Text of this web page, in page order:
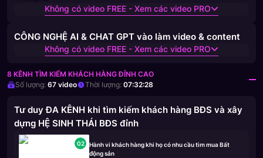
Không có video FREE - Xem các video PRO
CÔNG NGHỆ AI & CHAT GPT vào làm video & content
Không có video FREE - Xem các video PRO
8 KÊNH TÌM KIẾM KHÁCH HÀNG ĐỈNH CAO
Số lượng: 67 video Thời lượng: 07:32:28
Tư duy ĐA KÊNH khi tìm kiếm khách hàng BĐS và xây
dựng HỆ SINH THÁI BĐS đỉnh
02
Hành vi khách hàng khi họ có nhu cầu tìm mua Bất
động sản